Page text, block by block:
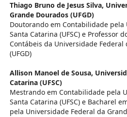
Thiago Bruno de Jesus Silva,
Grande Dourados (UFGD)
Doutorando em Contabilidade pela
Santa Catarina (UFSC) e Professor
Contábeis da Universidade Federal
(UFGD)
Allison Manoel de Sousa,
Catarina (UFSC)
Mestrando em Contabilidade pela
Santa Catarina (UFSC) e Bacharel
pela Universidade Federal da